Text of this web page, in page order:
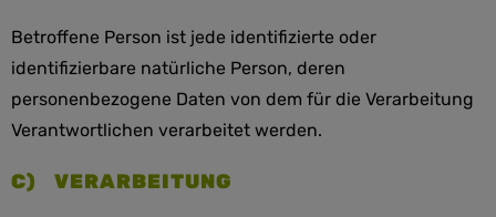
Betroffene Person ist jede identifizierte oder
identifizierbare natürliche Person, deren
personenbezogene Daten von dem für die Verarbeitung
Verantwortlichen verarbeitet werden.
C) VERARBEITUNG